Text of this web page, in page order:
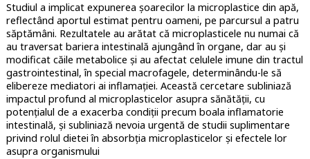
Studiul a implicat expunerea șoarecilor la microplastice din apă,
reflectând aportul estimat pentru oameni, pe parcursul a patru
săptămâni. Rezultatele au arătat că microplasticele nu numai că
au traversat bariera intestinală ajungând în organe, dar au și
modificat căile metabolice și au afectat celulele imune din tractul
gastrointestinal, în special macrofagele, determinându-le să
elibereze mediatori ai inflamației. Această cercetare subliniază
impactul profund al microplasticelor asupra sănătății, cu
potențialul de a exacerba condiții precum boala inflamatorie
intestinală, și subliniază nevoia urgentă de studii suplimentare
privind rolul dietei în absorbția microplasticelor și efectele lor
asupra organismului